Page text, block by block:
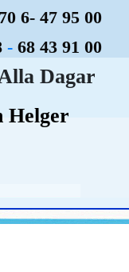
6- 47 95 00
- 68 43 91 00
Dagar
Helger